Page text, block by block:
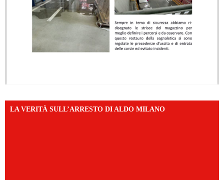
LA VERITÀ SULL’ARRESTO DI ALDO MILANO